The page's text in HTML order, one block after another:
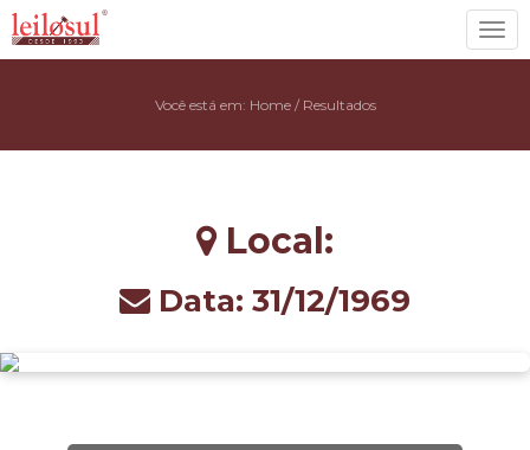
Você está em: Home / Resultados
Local:
Data: 31/12/1969